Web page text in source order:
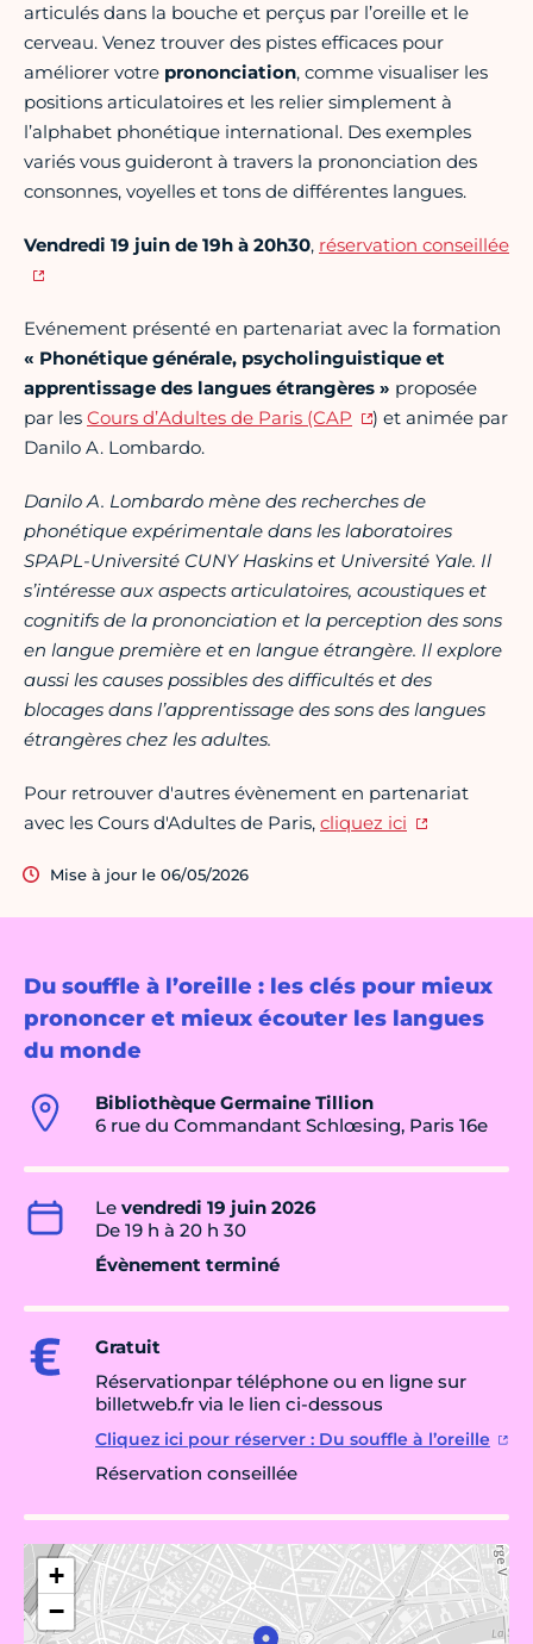
Du souffle à l’oreille : les clés pour mieux
prononcer et mieux écouter les langues
du monde
Bibliothèque Germaine Tillion
6 rue du Commandant Schlœsing, Paris 16e
Le vendredi 19 juin 2026
De 19 h à 20 h 30
Évènement terminé
Gratuit
Réservationpar téléphone ou en ligne sur
billetweb.fr via le lien ci-dessous
Cliquez ici pour réserver : Du souffle à l’oreille
Réservation conseillée
+
−
articulés dans la bouche et perçus par l’oreille et le
cerveau. Venez trouver des pistes efficaces pour
améliorer votre prononciation, comme visualiser les
positions articulatoires et les relier simplement à
l’alphabet phonétique international. Des exemples
variés vous guideront à travers la prononciation des
consonnes, voyelles et tons de différentes langues.
Vendredi 19 juin de 19h à 20h30, réservation conseillée
Evénement présenté en partenariat avec la formation
« Phonétique générale, psycholinguistique et
apprentissage des langues étrangères » proposée
par les Cours d’Adultes de Paris (CAP
) et animée par
Danilo A. Lombardo.
Danilo A. Lombardo mène des recherches de
phonétique expérimentale dans les laboratoires
SPAPL-Université CUNY Haskins et Université Yale. Il
s’intéresse aux aspects articulatoires, acoustiques et
cognitifs de la prononciation et la perception des sons
en langue première et en langue étrangère. Il explore
aussi les causes possibles des difficultés et des
blocages dans l’apprentissage des sons des langues
étrangères chez les adultes.
Pour retrouver d'autres évènement en partenariat
avec les Cours d'Adultes de Paris, cliquez ici
Mise à jour le 06/05/2026